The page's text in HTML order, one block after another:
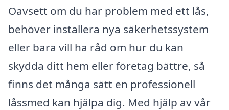
Oavsett om du har problem med ett lås,
behöver installera nya säkerhetssystem
eller bara vill ha råd om hur du kan
skydda ditt hem eller företag bättre, så
finns det många sätt en professionell
låssmed kan hjälpa dig. Med hjälp av vår